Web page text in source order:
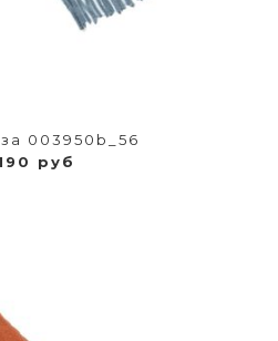
003950b_56
руб